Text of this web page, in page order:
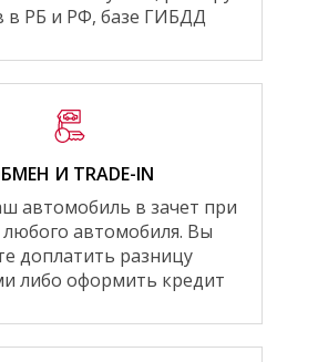
в РБ и РФ, базе ГИБДД
И TRADE-IN
автомобиль в зачет при
любого автомобиля. Вы
доплатить разницу
либо оформить кредит